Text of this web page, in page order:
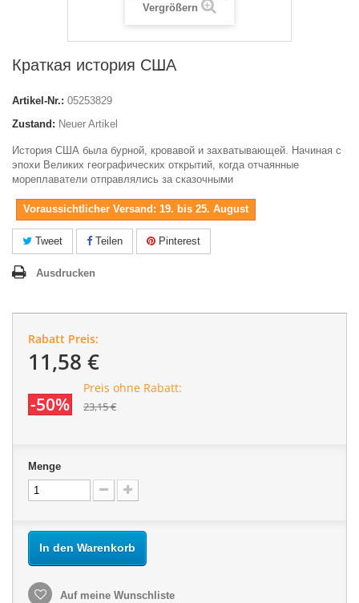
Vergrößern
Краткая история США
Artikel-Nr.: 05253829
Zustand: Neuer Artikel
История США была бурной, кровавой и захватывающей. Начиная с
эпохи Великих географических открытий, когда отчаянные
мореплаватели отправлялись за сказочными
Voraussichtlicher Versand: 19. bis 25. August
Tweet Teilen Pinterest
Ausdrucken
Rabatt Preis:
11,58 €
-50%
Preis ohne Rabatt:
23,15 €
Menge
In den Warenkorb
Auf meine Wunschliste